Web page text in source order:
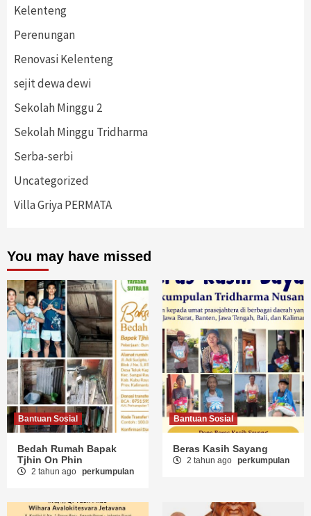
Kelenteng
Perenungan
Renovasi Kelenteng
sejit dewa dewi
Sekolah Minggu 2
Sekolah Minggu Tridharma
Serba-serbi
Uncategorized
Villa Griya PERMATA
You may have missed
Bantuan Sosial
Bedah Rumah Bapak
Tjhin On Phin
2 tahun ago perkumpulan
Bantuan Sosial
Beras Kasih Sayang
2 tahun ago perkumpulan